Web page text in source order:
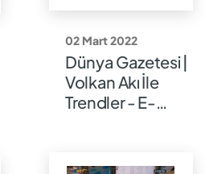
02 Mart 2022
Dünya Gazetesi |
Volkan Akı İle
Trendler - E-